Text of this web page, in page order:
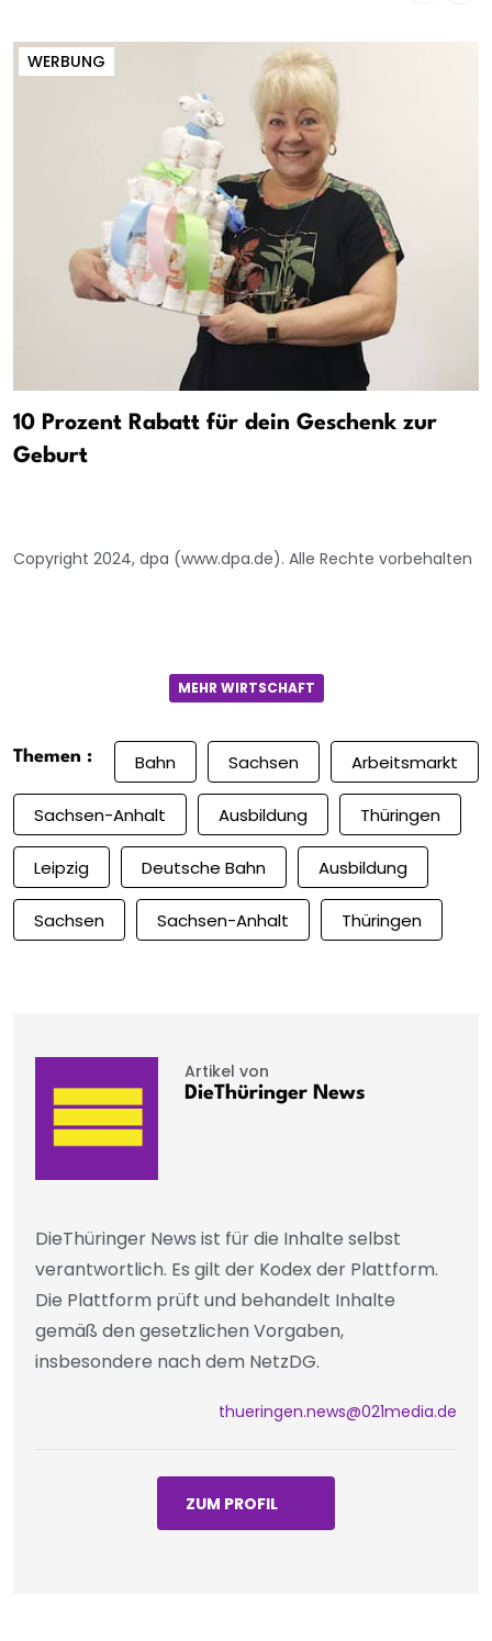
WERBUNG
10 Prozent Rabatt für dein Geschenk zur
Geburt
Copyright 2024, dpa (www.dpa.de). Alle Rechte vorbehalten
MEHR WIRTSCHAFT
Themen : Bahn Sachsen Arbeitsmarkt
Sachsen-Anhalt Ausbildung Thüringen
Leipzig Deutsche Bahn Ausbildung
Sachsen Sachsen-Anhalt Thüringen
Artikel von
DieThüringer News
DieThüringer News ist für die Inhalte selbst
verantwortlich. Es gilt der Kodex der Plattform.
Die Plattform prüft und behandelt Inhalte
gemäß den gesetzlichen Vorgaben,
insbesondere nach dem NetzDG.
thueringen.news@021media.de
ZUM PROFIL